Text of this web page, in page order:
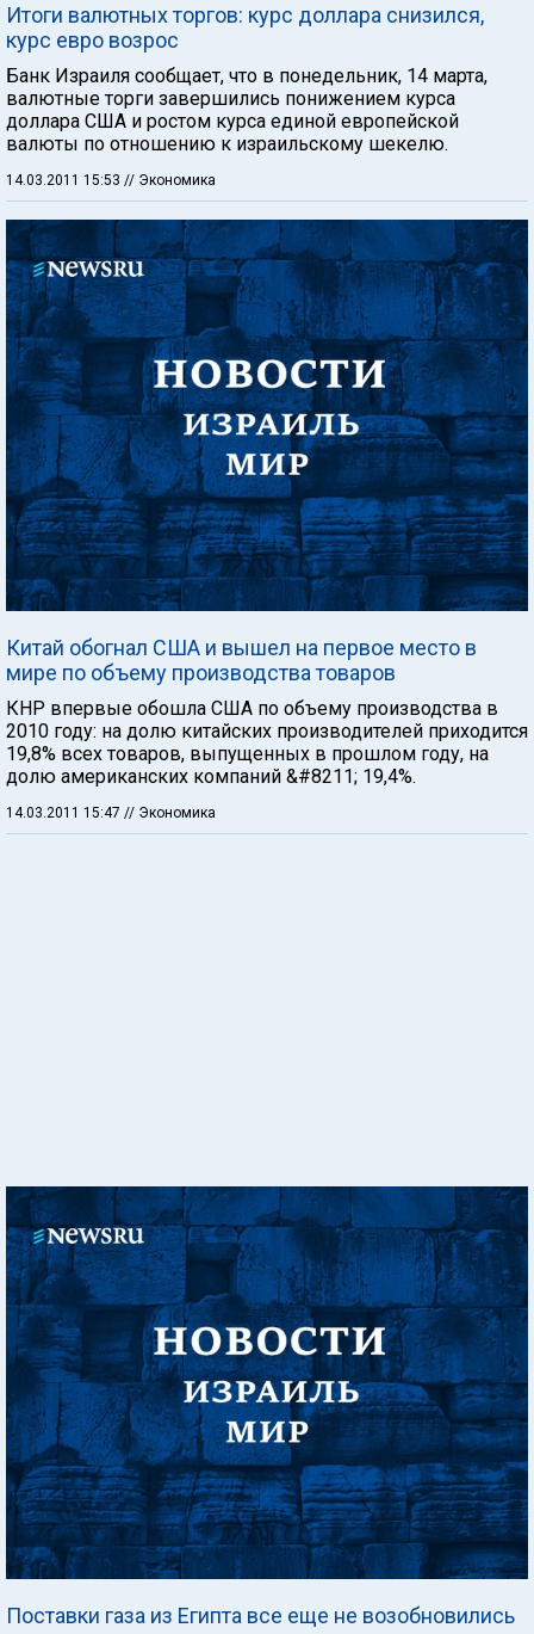
Итоги валютных торгов: курс доллара снизился,
курс евро возрос
Банк Израиля сообщает, что в понедельник, 14 марта,
валютные торги завершились понижением курса
доллара США и ростом курса единой европейской
валюты по отношению к израильскому шекелю.
14.03.2011 15:53 // Экономика
Китай обогнал США и вышел на первое место в
мире по объему производства товаров
КНР впервые обошла США по объему производства в
2010 году: на долю китайских производителей приходится
19,8% всех товаров, выпущенных в прошлом году, на
долю американских компаний &#8211; 19,4%.
14.03.2011 15:47 // Экономика
Поставки газа из Египта все еще не возобновились